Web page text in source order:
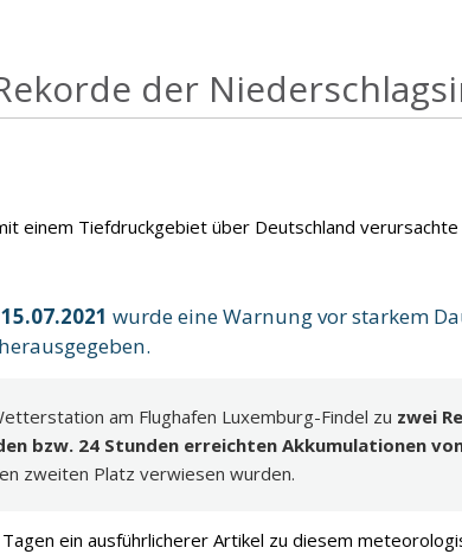
der
einem Tiefdruckgebiet über Deutschland
wurde eine Warnung vor starkem
am Flughafen Luxemburg-Findel zu zwei
bzw. 24 Stunden erreichten Akkumulationen
zweiten Platz verwiesen wurden.
ein ausführlicherer Artikel zu diesem